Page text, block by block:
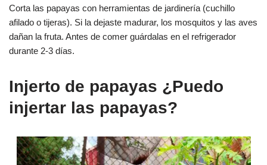
Corta las papayas con herramientas de jardinería (cuchillo
afilado o tijeras). Si la dejaste madurar, los mosquitos y las aves
dañan la fruta. Antes de comer guárdalas en el refrigerador
durante 2-3 días.
Injerto de papayas ¿Puedo
injertar las papayas?